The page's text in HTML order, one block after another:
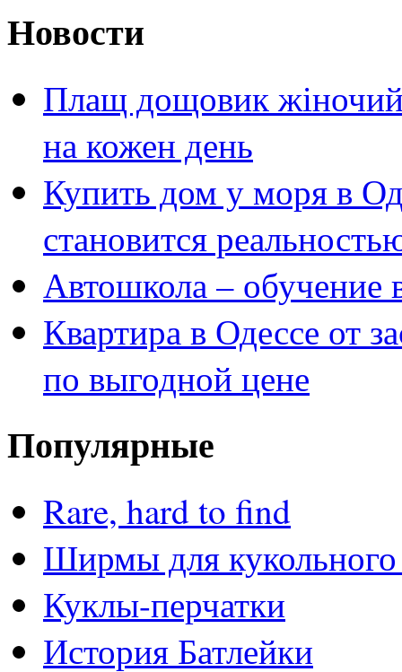
Новости
Плащ дощовик
на кожен день
Купить дом у моря в
становится
Автошкола – обучение
Квартира в Одессе от
по выгодной цене
Популярные
Rare, hard to find
Ширмы для кукольного
Куклы-перчатки
История Батлейки